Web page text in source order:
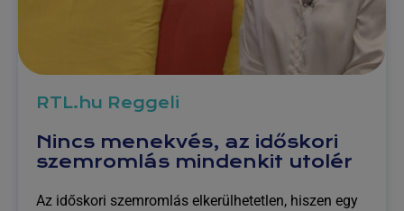
RTL.hu Reggeli
Nincs menekvés, az időskori
szemromlás mindenkit utolér
Az időskori szemromlás elkerülhetetlen, hiszen egy